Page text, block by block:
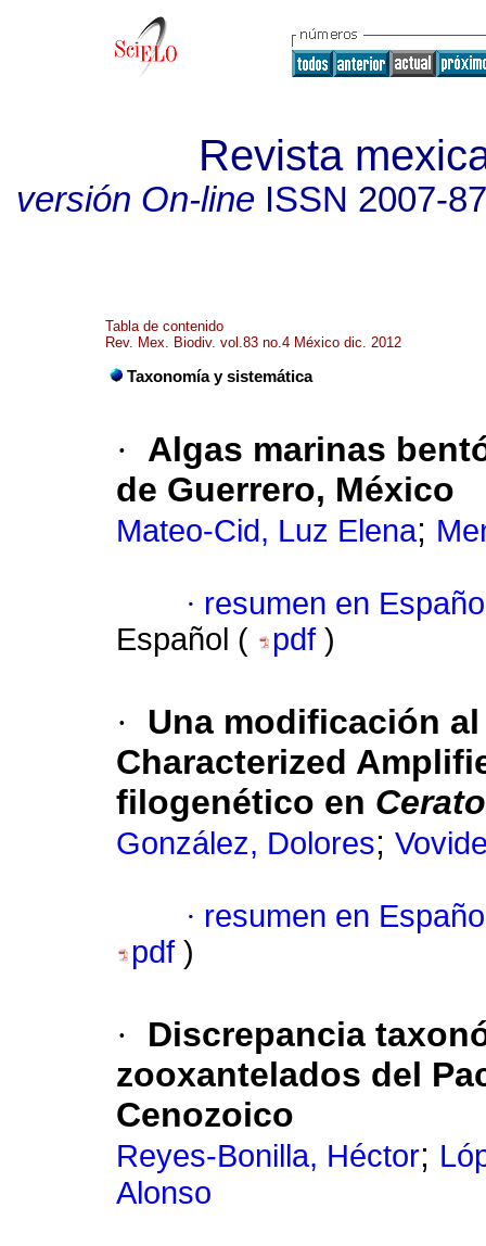
Revista
versión On-lineISSN 2007-
Tabla de contenido
Rev. Mex. Biodiv. vol.83 no.4 México dic. 2012
Taxonomía y sistemática
·
Algas marinas
de Guerrero, México
Mateo-Cid, Luz Elena;
· resumen en
Español (
pdf )
·
Una modificación
Characterized
filogenético en
González, Dolores;
· resumen en
pdf )
·
Discrepancia
zooxantelados del
Cenozoico
Reyes-Bonilla, Héctor;
Alonso